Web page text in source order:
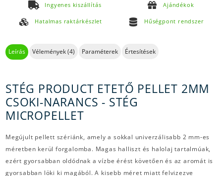
Ingyenes kiszállítás Ajándékok
Hatalmas raktárkészlet Hűségpont rendszer
Leírás Vélemények (4) Paraméterek Értesítések
STÉG PRODUCT ETETŐ PELLET 2MM
CSOKI-NARANCS - STÉG
MICROPELLET
Megújult pellett szériánk, amely a sokkal univerzálisabb 2 mm-es
méretben kerül forgalomba. Magas halliszt és halolaj tartalmúak,
ezért gyorsabban oldódnak a vízbe érést követően és az aromát is
gyorsabban löki ki magából. A kisebb méret miatt felvizezve